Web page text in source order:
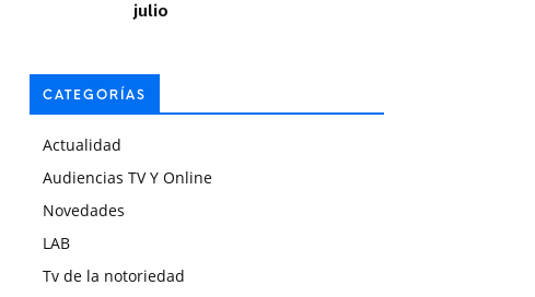
julio
CATEGORÍAS
Actualidad
Audiencias TV Y Online
Novedades
LAB
Tv de la notoriedad